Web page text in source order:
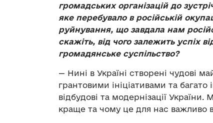
громадських організацій до
яке перебувало в російській
руйнування, що завдала нам
скажіть, від чого залежить успіх
громадянське суспільство?
— Нині в Україні створені чудові
грантовими ініціативами та
відбудові та модернізації
краще та чому це для нас важливо